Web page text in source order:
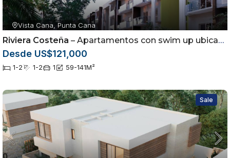
Vista Cana, Punta Cana
Riviera Costeña – Apartamentos con swim up ubicados en Vista Cana, Punta Cana
Desde US$121,000
1-2 1-2 1 59-141M²
Sale